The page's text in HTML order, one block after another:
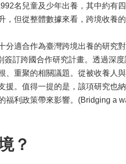
名兒童及少年出養，其中約有
但從整體數據來看，跨境收養
適合作為臺灣跨境出養的研究
訂跨國合作研究計畫。透過深
重聚的相關議題。從被收養人
。值得一提的是，該項研究也
利政策帶來影響。(Bridging a
？